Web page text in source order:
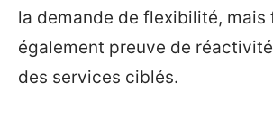
la demande de flexibilité, mais
également preuve de
des services ciblés.